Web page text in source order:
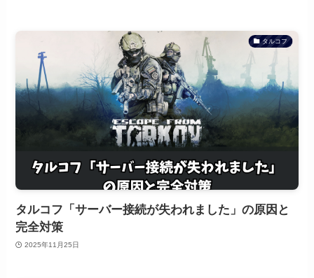
タルコフ
タルコフ「サーバー接続が失われました」の原因と
完全対策
2025年11月25日